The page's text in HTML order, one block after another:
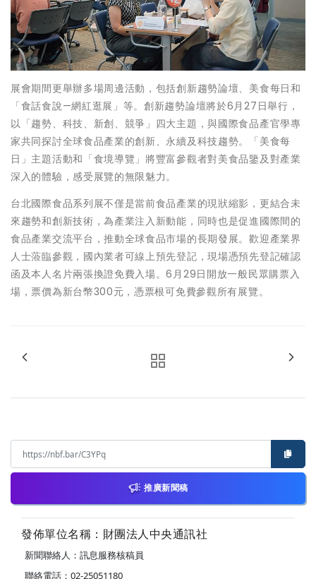
展會期間更舉辦多場周邊活動，包括創新趨勢論壇、美食每日和
「食話食說—網紅逛展」等。創新趨勢論壇將於6月27日舉行，
以「趨勢、科技、新創、競爭」四大主題，與國際食品產官學專
家共同探討全球食品產業的創新、永續及科技趨勢。「美食每
日」主題活動和「食境導覽」將豐富參觀者對美食品鑒及對產業
深入的體驗，感受展覽的無限魅力。
台北國際食品系列展不僅是當前食品產業的現狀縮影，更結合未
來趨勢和創新技術，為產業注入新動能，同時也是促進國際間的
食品產業交流平台，推動全球食品市場的長期發展。歡迎產業界
人士蒞臨參觀，國內業者可線上預先登記，現場憑預先登記確認
函及本人名片兩張換證免費入場。6月29日開放一般民眾購票入
場，票價為新台幣300元，憑票根可免費參觀所有展覽。
推廣新聞稿
發佈單位名稱：財團法人中央通訊社
新聞聯絡人：訊息服務核稿員
聯絡電話：02-25051180